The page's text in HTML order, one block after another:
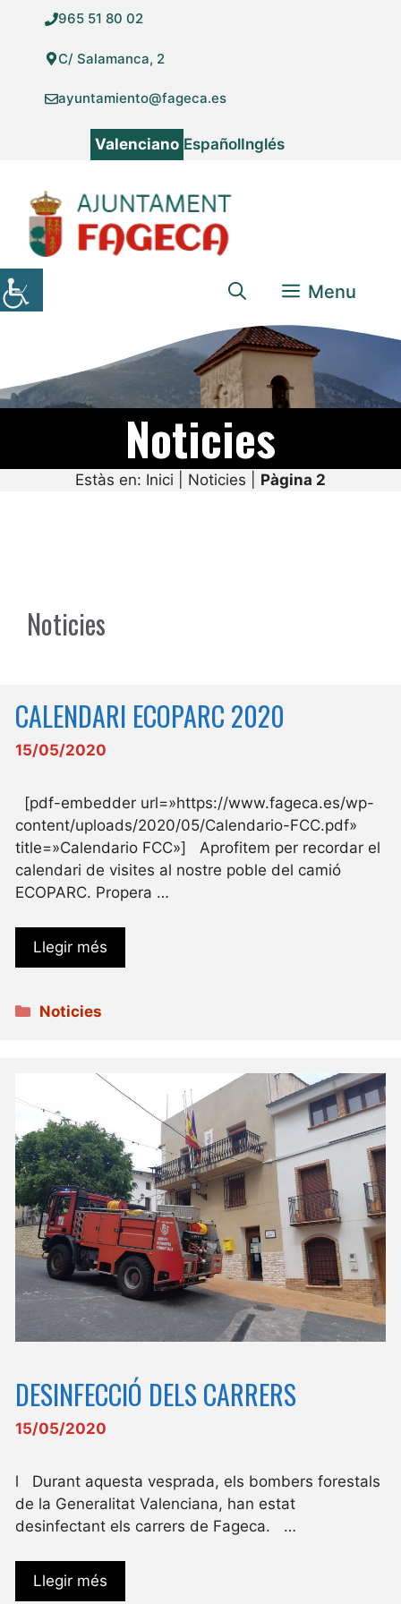
contingut
965 51 80 02
C/ Salamanca, 2
ayuntamiento@fageca.es
Valenciano EspañolInglés
Menu
Noticies
Estàs en: Inici Noticies Pàgina 2
Noticies
CALENDARI ECOPARC 2020
15/05/2020
[pdf-embedder url=»https://www.fageca.es/wp-
content/uploads/2020/05/Calendario-FCC.pdf»
title=»Calendario FCC»] Aprofitem per recordar el
calendari de visites al nostre poble del camió
ECOPARC. Propera …
Llegir més
Categories
Noticies
DESINFECCIÓ DELS CARRERS
15/05/2020
l Durant aquesta vesprada, els bombers forestals
de la Generalitat Valenciana, han estat
desinfectant els carrers de Fageca. …
Llegir més